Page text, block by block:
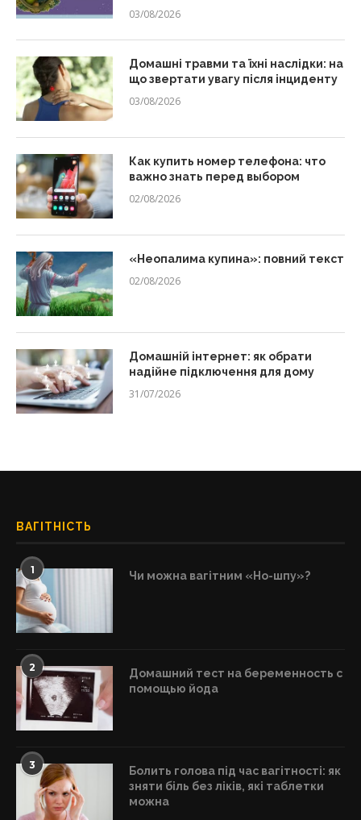
03/08/2026
Домашні травми та їхні наслідки: на
що звертати увагу після інциденту
03/08/2026
Как купить номер телефона: что
важно знать перед выбором
02/08/2026
«Неопалима купина»: повний текст
02/08/2026
Домашній інтернет: як обрати
надійне підключення для дому
31/07/2026
ВАГІТНІСТЬ
1 Чи можна вагітним «Но-шпу»?
2
Домашний тест на беременность с
помощью йода
3
Болить голова під час вагітності: як
зняти біль без ліків, які таблетки
можна